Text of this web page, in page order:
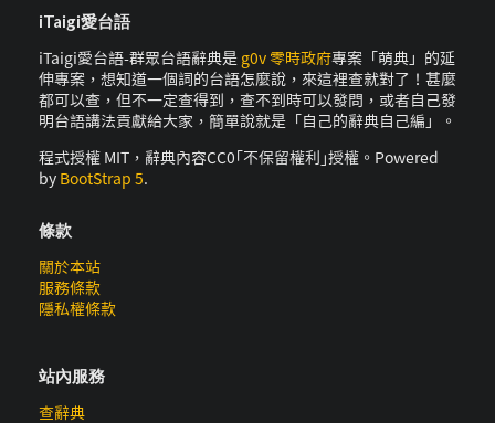
iTaigi愛台語
iTaigi愛台語-群眾台語辭典是 g0v 零時政府專案「萌典」的延
伸專案，想知道一個詞的台語怎麼說，來這裡查就對了！甚麼
都可以查，但不一定查得到，查不到時可以發問，或者自己發
明台語講法貢獻給大家，簡單說就是「自己的辭典自己編」。
程式授權 MIT，辭典內容CC0｢不保留權利｣授權。Powered
by BootStrap 5.
條款
關於本站
服務條款
隱私權條款
站內服務
查辭典